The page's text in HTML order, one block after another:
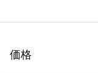
価格